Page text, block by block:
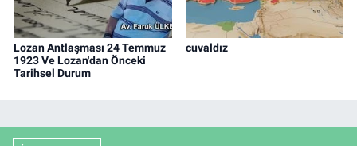
Lozan Antlaşması 24 Temmuz
1923 Ve Lozan'dan Önceki
Tarihsel Durum
cuvaldız